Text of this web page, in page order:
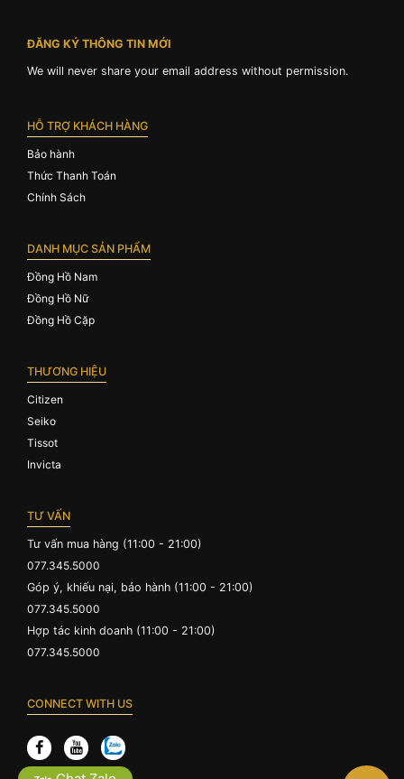
ĐĂNG KÝ THÔNG TIN MỚI
We will never share your email address without permission.
HỖ TRỢ KHÁCH HÀNG
Bảo hành
Thức Thanh Toán
Chính Sách
DANH MỤC SẢN PHẨM
Đồng Hồ Nam
Đồng Hồ Nữ
Đồng Hồ Cặp
THƯƠNG HIỆU
Citizen
Seiko
Tissot
Invicta
TƯ VẤN
Tư vấn mua hàng (11:00 - 21:00)
077.345.5000
Góp ý, khiếu nại, bảo hành (11:00 - 21:00)
077.345.5000
Hợp tác kinh doanh (11:00 - 21:00)
077.345.5000
CONNECT WITH US